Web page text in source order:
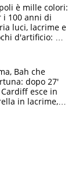
è mille colori:
i 100 anni di
luci, lacrime e
d'artificio: De
Bah che
dopo 27'
esce in
in lacrime,